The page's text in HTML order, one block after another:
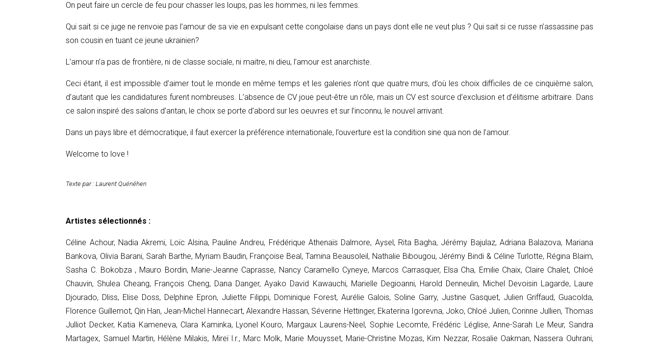
On peut faire un cercle de feu pour chasser les loups, pas les hommes, ni les femmes.
Qui sait si ce juge ne renvoie pas l’amour de sa vie en expulsant cette congolaise dans un pays dont elle ne veut plus ? Qui sait si ce russe n’assassine pas
son cousin en tuant ce jeune ukrainien?
L’amour n’a pas de frontière, ni de classe sociale, ni maitre, ni dieu, l’amour est anarchiste.
Ceci étant, il est impossible d’aimer tout le monde en même temps et les galeries n’ont que quatre murs, d’où les choix difficiles de ce cinquième salon,
d’autant que les candidatures furent nombreuses. L’absence de CV joue peut-être un rôle, mais un CV est source d’exclusion et d’élitisme arbitraire. Dans
ce salon inspiré des salons d’antan, le choix se porte d’abord sur les oeuvres et sur l’inconnu, le nouvel arrivant.
Dans un pays libre et démocratique, il faut exercer la préférence internationale, l’ouverture est la condition sine qua non de l’amour.
Welcome to love !
Texte par : Laurent Quénéhen
Artistes sélectionnés :
Céline Achour, Nadia Akremi, Loïc Alsina, Pauline Andreu, Frédérique Athenaïs Dalmore, Aysel, Rita Bagha, Jérémy Bajulaz, Adriana Balazova, Mariana
Bankova, Olivia Barani, Sarah Barthe, Myriam Baudin, Françoise Beal, Tamina Beausoleil, Nathalie Bibougou, Jérémy Bindi & Céline Turlotte, Régina Blaim,
Sasha C. Bokobza , Mauro Bordin, Marie-Jeanne Caprasse, Nancy Caramello Cyneye, Marcos Carrasquer, Elsa Cha, Emilie Chaix, Claire Chalet, Chloé
Chauvin, Shulea Cheang, François Cheng, Dana Danger, Ayako David Kawauchi, Marielle Degioanni, Harold Denneulin, Michel Devoisin Lagarde, Laure
Djourado, Dliss, Elise Doss, Delphine Epron, Juliette Filippi, Dominique Forest, Aurélie Galois, Soline Garry, Justine Gasquet, Julien Griffaud, Guacolda,
Florence Guillemot, Qin Han, Jean-Michel Hannecart, Alexandre Hassan, Séverine Hettinger, Ekaterina Igorevna, Joko, Chloé Julien, Corinne Jullien, Thomas
Julliot Decker, Katia Kameneva, Clara Kaminka, Lyonel Kouro, Margaux Laurens-Neel, Sophie Lecomte, Frédéric Léglise, Anne-Sarah Le Meur, Sandra
Martagex, Samuel Martin, Hélène Milakis, Mireï l.r., Marc Molk, Marie Mouysset, Marie-Christine Mozas, Kim Nezzar, Rosalie Oakman, Nassera Ouhrani,